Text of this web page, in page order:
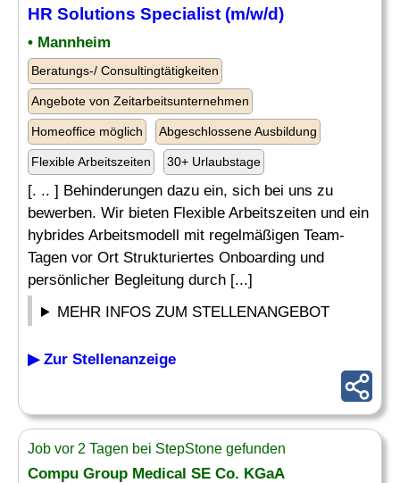
HR Solutions Specialist (m/w/d)
• Mannheim
Beratungs-/ Consultingtätigkeiten
Angebote von Zeitarbeitsunternehmen
Homeoffice möglich Abgeschlossene Ausbildung
Flexible Arbeitszeiten 30+ Urlaubstage
[. .. ] Behinderungen dazu ein, sich bei uns zu
bewerben. Wir bieten Flexible Arbeitszeiten und ein
hybrides Arbeitsmodell mit regelmäßigen Team-
Tagen vor Ort Strukturiertes Onboarding und
persönlicher Begleitung durch [...]
MEHR INFOS ZUM STELLENANGEBOT
▶ Zur Stellenanzeige
Job vor 2 Tagen bei StepStone gefunden
Compu Group Medical SE Co. KGaA